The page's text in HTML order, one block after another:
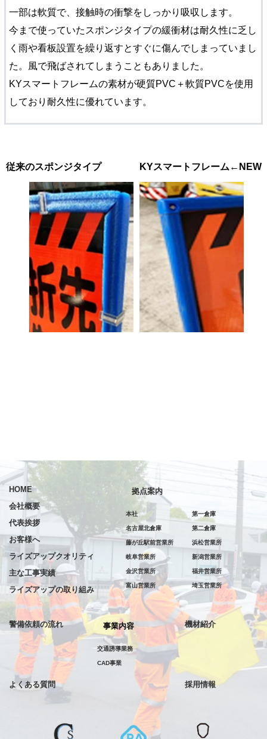
一部は軟質で、接触時の衝撃をしっかり吸収します。
今まで使っていたスポンジタイプの緩衝材は耐久性に乏し
く雨や看板設置を繰り返すとすぐに傷んでしまっていまし
た。風で飛ばされてしまうこともありました。
KYスマートフレームの素材が硬質PVC＋軟質PVCを使用
しており耐久性に優れています。
従来のスポンジタイプ KYスマートフレーム←NEW
HOME
会社概要
代表挨拶
お客様へ
ライズアップクオリティ
主な工事実績
ライズアップの取り組み
拠点案内
本社 第一倉庫
名古屋北倉庫 第二倉庫
藤が丘駅前営業所 浜松営業所
岐阜営業所 新潟営業所
金沢営業所 福井営業所
富山営業所 埼玉営業所
警備依頼の流れ 事業内容
交通誘導業務
CAD事業
機材紹介
よくある質問 採用情報